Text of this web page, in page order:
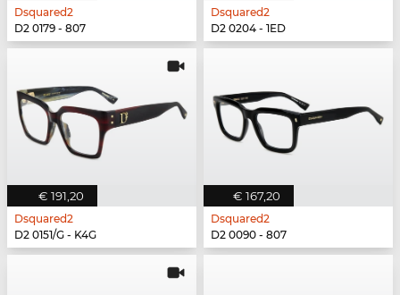
Dsquared2
D2 0179 - 807
Dsquared2
D2 0204 - 1ED
€ 191,20
Dsquared2
D2 0151/G - K4G
€ 167,20
Dsquared2
D2 0090 - 807